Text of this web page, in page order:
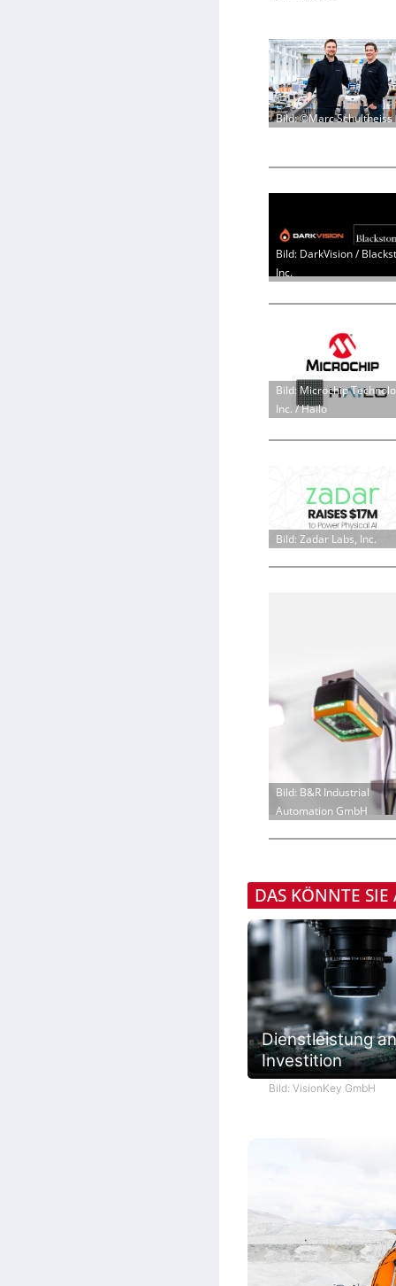
Bild: ©Marc Schultheiss
Bild: DarkVision /
Inc.
Bild: Microchip
Inc. / Hailo
Bild: Zadar Labs, Inc.
Bild: B&R Industrial
Automation GmbH
DAS KÖNNTE SIE
Dienstleistung
Investition
Bild: VisionKey GmbH